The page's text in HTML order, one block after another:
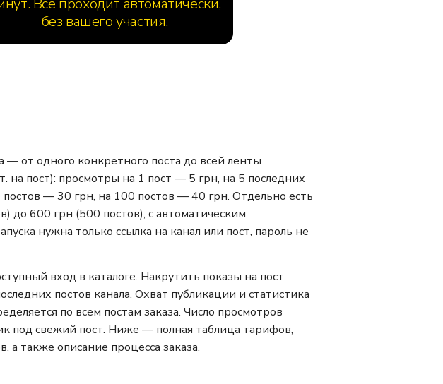
Всё проходит автоматически,
без вашего участия.
— от одного конкретного поста до всей ленты
на пост): просмотры на 1 пост — 5 грн, на 5 последних
— 30 грн, на 100 постов — 40 грн. Отдельно есть
до 600 грн (500 постов), с автоматическим
нужна только ссылка на канал или пост, пароль не
вход в каталоге. Накрутить показы на пост
постов канала. Охват публикации и статистика
по всем постам заказа. Число просмотров
под свежий пост. Ниже — полная таблица тарифов,
а также описание процесса заказа.